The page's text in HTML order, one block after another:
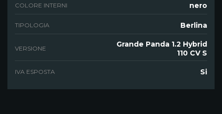
COLORE INTERNI nero
TIPOLOGIA Berlina
VERSIONE
Grande Panda 1.2 Hybrid
110 CV S
IVA ESPOSTA Si